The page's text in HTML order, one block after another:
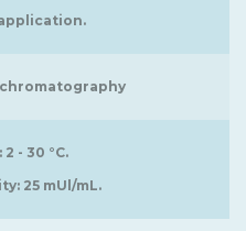
- 30 °C.
25 mUl/mL.